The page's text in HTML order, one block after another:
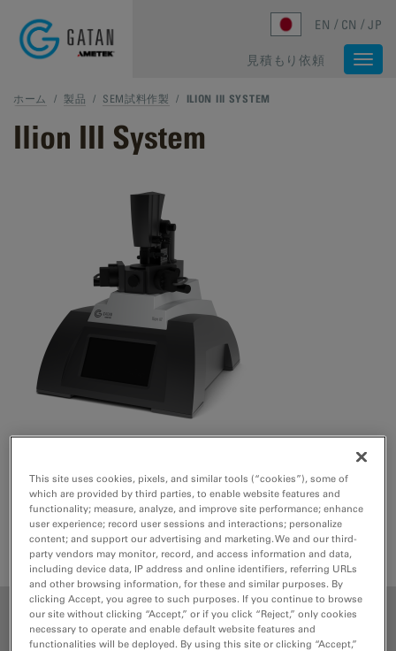
EN CN JP
見積もり依頼
ホーム / 製品 / SEM試料作製 / ILION III SYSTEM
Ilion III System
産業用実験環境において遭遇する多種多様な材料に対し、
一貫した高品質な断面ミリングを実現するよう設計されて
います。
見積もり依頼 サポートリクエスト
メリット
This site uses cookies, pixels, and similar tools (“cookies”), some of
which are provided by third parties, to enable website features and
functionality; measure, analyze, and improve site performance; enhance
user experience; record user sessions and interactions; personalize
content; and support our advertising and marketing. We and our third-
party vendors may monitor, record, and access information and data,
including device data, IP address and online identifiers, referring URLs
and other browsing information, for these and similar purposes. By
clicking Accept, you agree to such purposes. If you continue to browse
our site without clicking “Accept,” or if you click “Reject,” only cookies
necessary to operate and enable default website features and
functionalities will be deployed. By using this site or clicking “Accept,”